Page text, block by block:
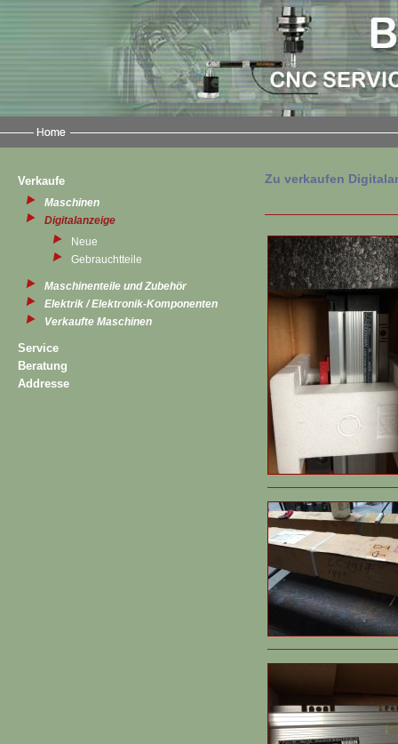
Verkaufe
Maschinen
Digitalanzeige
Neue
Gebrauchtteile
Maschinenteile und Zubehör
Elektrik / Elektronik-Komponenten
Verkaufte Maschinen
Service
Beratung
Addresse
Zu verkaufen